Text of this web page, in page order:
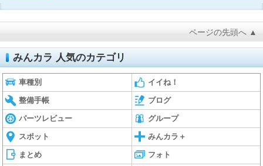
ページの先頭へ ▲
みんカラ 人気のカテゴリ
車種別 イイね！
整備手帳 ブログ
パーツレビュー グループ
スポット みんカラ＋
まとめ フォト